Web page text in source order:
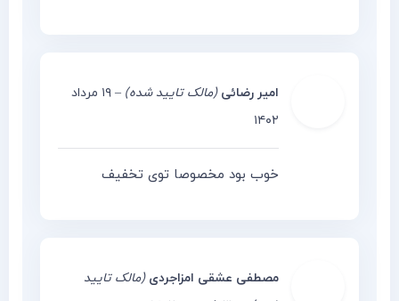
امیر رضائی(مالک تایید شده) –
۱۹ مرداد
۱۴۰۲
خوب بود مخصوصا توی تخفیف
مصطفی عشقی امزاجردی(مالک تایید